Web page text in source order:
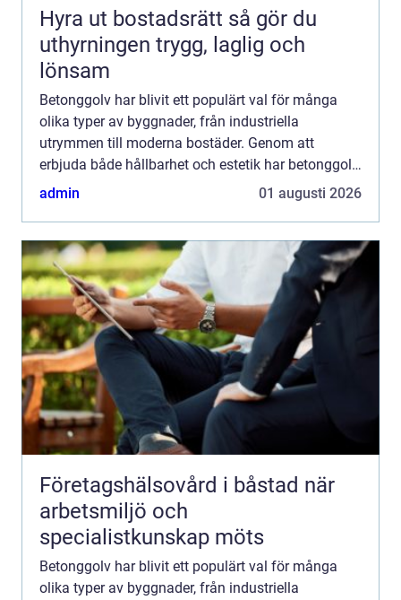
Hyra ut bostadsrätt så gör du
uthyrningen trygg, laglig och
lönsam
Betonggolv har blivit ett populärt val för många
olika typer av byggnader, från industriella
utrymmen till moderna bostäder. Genom att
erbjuda både hållbarhet och estetik har betonggolv
etablerat sig som en tidl...
admin 01 augusti 2026
Företagshälsovård i båstad när
arbetsmiljö och
specialistkunskap möts
Betonggolv har blivit ett populärt val för många
olika typer av byggnader, från industriella